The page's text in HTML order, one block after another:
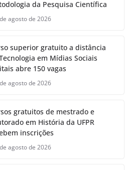
da Pesquisa Científica
agosto de 2026
superior gratuito a distância
em Mídias Sociais
abre 150 vagas
agosto de 2026
gratuitos de mestrado e
em História da UFPR
inscrições
agosto de 2026